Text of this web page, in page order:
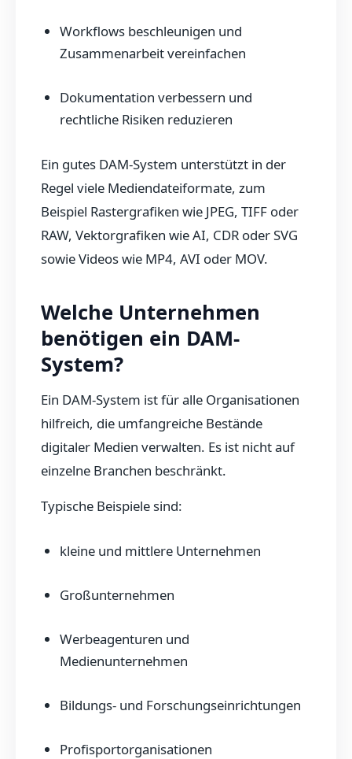
Workflows beschleunigen und
Zusammenarbeit vereinfachen
Dokumentation verbessern und
rechtliche Risiken reduzieren
Ein gutes DAM-System unterstützt in der
Regel viele Mediendateiformate, zum
Beispiel Rastergrafiken wie JPEG, TIFF oder
RAW, Vektorgrafiken wie AI, CDR oder SVG
sowie Videos wie MP4, AVI oder MOV.
Welche Unternehmen
benötigen ein DAM-
System?
Ein DAM-System ist für alle Organisationen
hilfreich, die umfangreiche Bestände
digitaler Medien verwalten. Es ist nicht auf
einzelne Branchen beschränkt.
Typische Beispiele sind:
kleine und mittlere Unternehmen
Großunternehmen
Werbeagenturen und
Medienunternehmen
Bildungs- und Forschungseinrichtungen
Profisportorganisationen